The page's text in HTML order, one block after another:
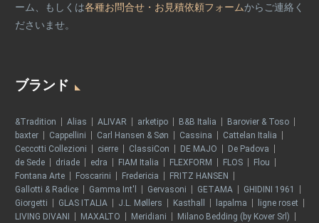
ーム、もしくは各種お問合せ・お見積依頼フォームからご連絡く
ださいませ。
ブランド
&Tradition Alias ALIVAR arketipo B&B Italia
Barovier & Toso
baxter
Cappellini Carl Hansen & Søn Cassina
Cattelan Italia
Ceccotti Collezioni
cierre ClassiCon DE MAJO
De Padova
de Sede
driade edra FIAM Italia FLEXFORM FLOS
Flou
Fontana Arte
Foscarini Fredericia
FRITZ HANSEN
Gallotti & Radice
Gamma Int'l Gervasoni GETAMA
GHIDINI 1961
Giorgetti
GLAS ITALIA J.L. Møllers Kasthall lapalma
ligne roset
LIVING DIVANI
MAXALTO Meridiani
Milano Bedding (by Kover Srl)